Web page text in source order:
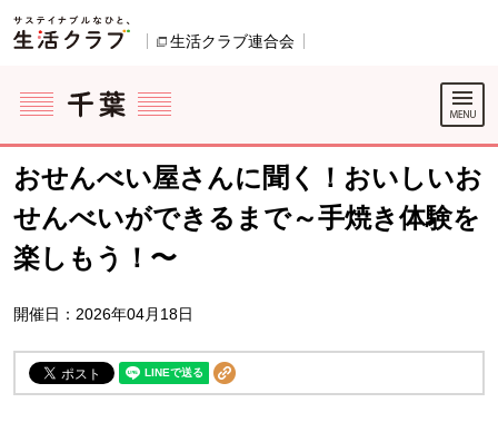
ページの先頭です。
生活クラブ連合会
ここからサイト内共通メニューです。
サイト内共通メニューをスキップする
おせんべい屋さんに聞く！おいしいお
せんべいができるまで～手焼き体験を
楽しもう！〜
開催日：2026年04月18日